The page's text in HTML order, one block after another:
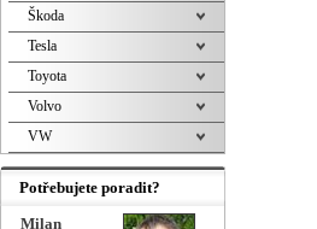
Škoda
Tesla
Toyota
Volvo
VW
Potřebujete poradit?
Milan